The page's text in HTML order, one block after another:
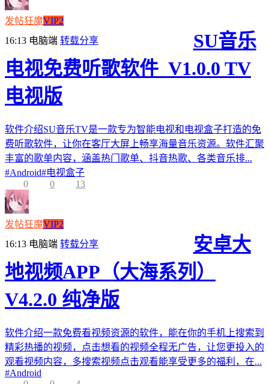
发帖狂魔VIP2
16:13 电脑端 转载分享
SU音乐
电视免费听歌软件_V1.0.0 TV
电视版
软件介绍SU音乐TV是一款专为智能电视和电视盒子打造的免
费听歌软件，让你在客厅大屏上畅享海量音乐资源。软件汇聚
丰富的歌单内容，涵盖热门歌单、抖音热歌、各类音乐排...
#Android#电视盒子
0
0 13
发帖狂魔VIP2
16:13 电脑端 转载分享
安卓大
地视频APP（大海系列）
V4.2.0 纯净版
软件介绍一款免费看视频资源的软件，能在你的手机上搜索到
精彩热播的视频，点击想看的视频全程无广告，让您更投入的
观看视频内容，多搜索视频点击观看能享受更多的福利，在...
#Android